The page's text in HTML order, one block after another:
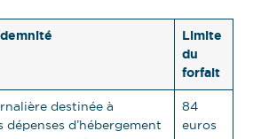
Limite
du
forfait
destinée à
dépenses d’hébergement
84
euros